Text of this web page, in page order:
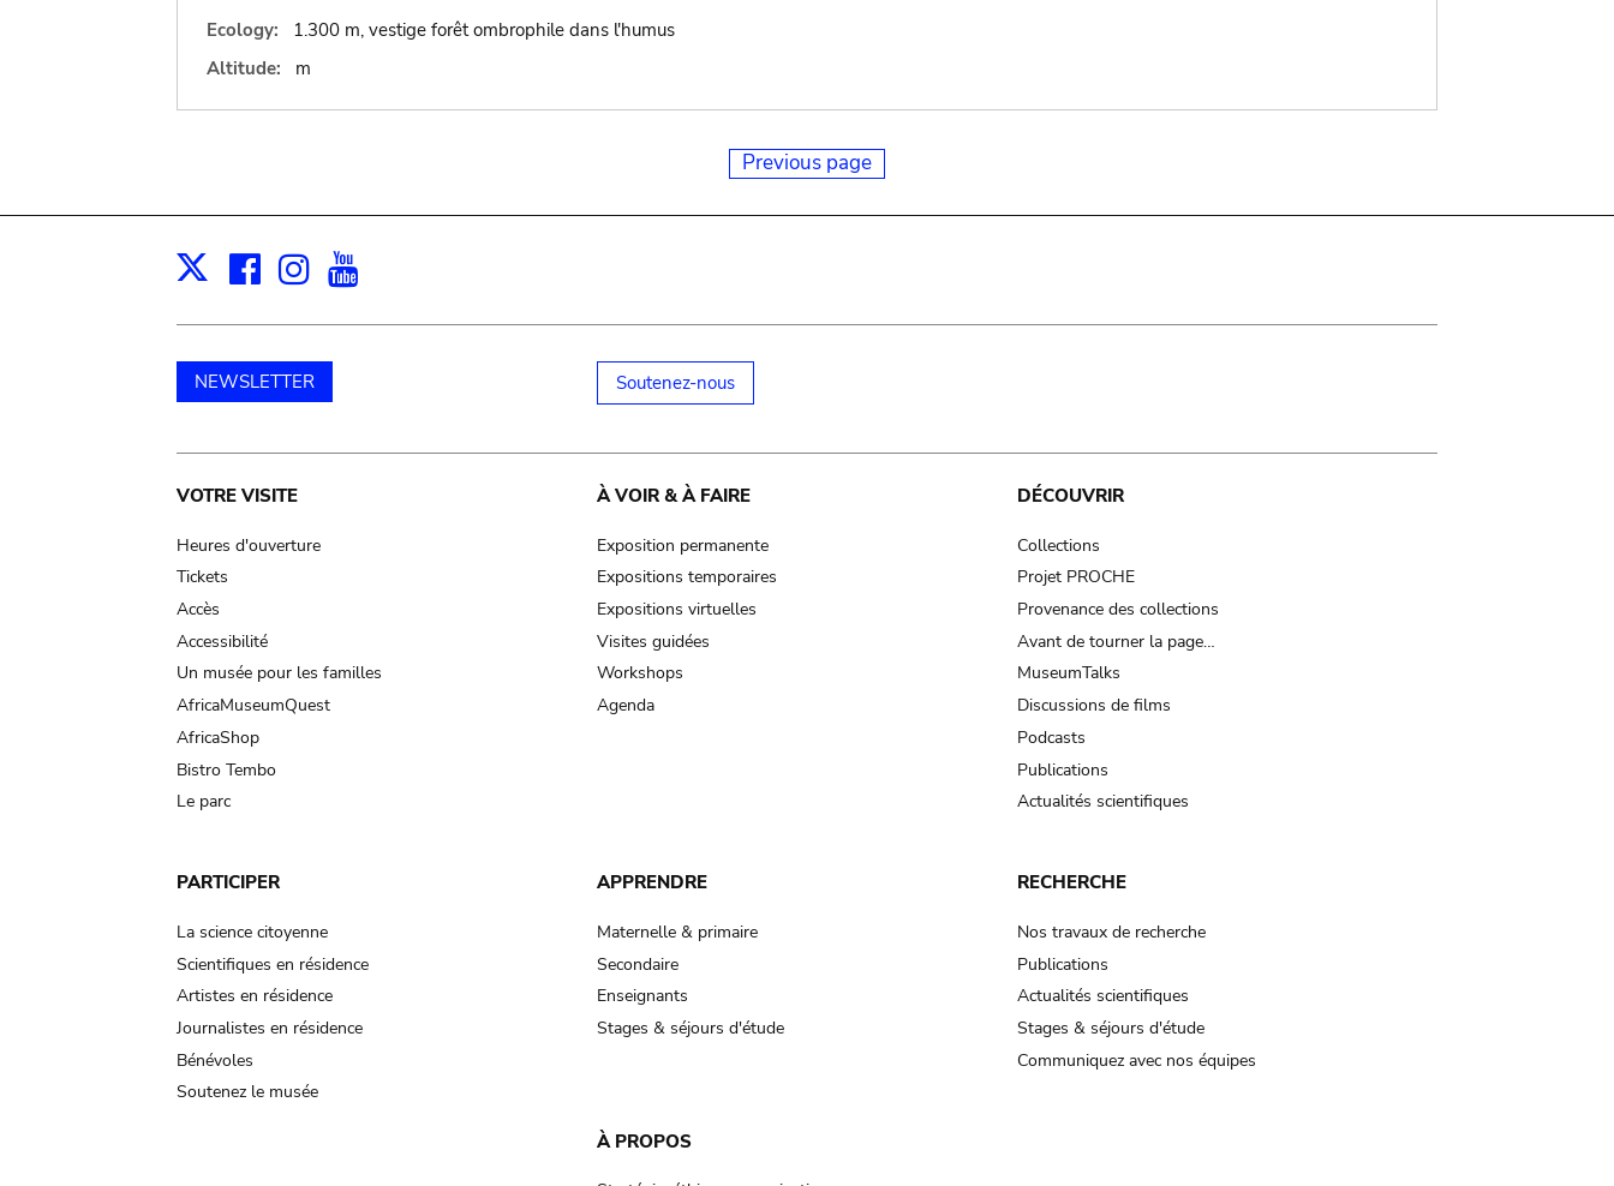
Ecology:
1.300 m, vestige forêt ombrophile dans l'humus
Altitude:
m
Previous page
X Facebook
Instagram
NEWSLETTER Soutenez-nous
Main
navigation
VOTRE VISITE
Heures d'ouverture
Tickets
Accès
Accessibilité
Un musée pour les familles
AfricaMuseumQuest
AfricaShop
Bistro Tembo
Le parc
À VOIR & À FAIRE
Exposition permanente
Expositions temporaires
Expositions virtuelles
Visites guidées
Workshops
Agenda
DÉCOUVRIR
Collections
Projet PROCHE
Provenance des collections
Avant de tourner la page…
MuseumTalks
Discussions de films
Podcasts
Publications
Actualités scientifiques
PARTICIPER
La science citoyenne
Scientifiques en résidence
Artistes en résidence
Journalistes en résidence
Bénévoles
Soutenez le musée
APPRENDRE
Maternelle & primaire
Secondaire
Enseignants
Stages & séjours d'étude
RECHERCHE
Nos travaux de recherche
Publications
Actualités scientifiques
Stages & séjours d'étude
Communiquez avec nos équipes
À PROPOS